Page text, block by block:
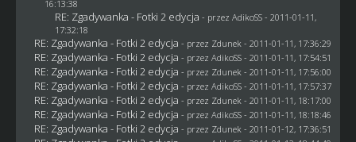
16:13:38
RE: Zgadywanka - Fotki 2 edycja - przez AdikoSS - 2011-01-11,
17:32:18
RE: Zgadywanka - Fotki 2 edycja - przez Zdunek - 2011-01-11, 17:36:29
RE: Zgadywanka - Fotki 2 edycja - przez AdikoSS - 2011-01-11, 17:54:51
RE: Zgadywanka - Fotki 2 edycja - przez Zdunek - 2011-01-11, 17:56:00
RE: Zgadywanka - Fotki 2 edycja - przez AdikoSS - 2011-01-11, 17:57:37
RE: Zgadywanka - Fotki 2 edycja - przez Zdunek - 2011-01-11, 18:17:00
RE: Zgadywanka - Fotki 2 edycja - przez AdikoSS - 2011-01-11, 18:18:46
RE: Zgadywanka - Fotki 2 edycja - przez Zdunek - 2011-01-12, 17:36:51